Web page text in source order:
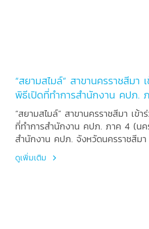
“สยามสไมล์” สาขานครราชสีมา
พิธีเปิดที่ทำการสำนักงาน คปภ.
(นครราชสีมา) และสำนักงาน ค
นครราชสีมา
“สยามสไมล์” สาขานครราชสีมา เข้
ที่ทำการสำนักงาน คปภ. ภาค 4 (นค
สำนักงาน คปภ. จังหวัดนครราชสีมา
ดูเพิ่มเติม